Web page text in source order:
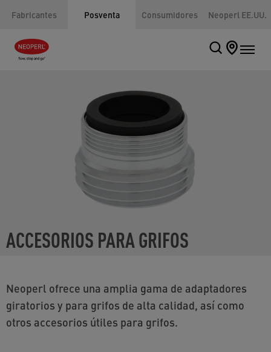
Fabricantes Posventa Consumidores Neoperl EE.UU.
ACCESORIOS PARA GRIFOS
Neoperl ofrece una amplia gama de adaptadores
giratorios y para grifos de alta calidad, así como
otros accesorios útiles para grifos.